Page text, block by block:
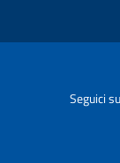
Seguici su